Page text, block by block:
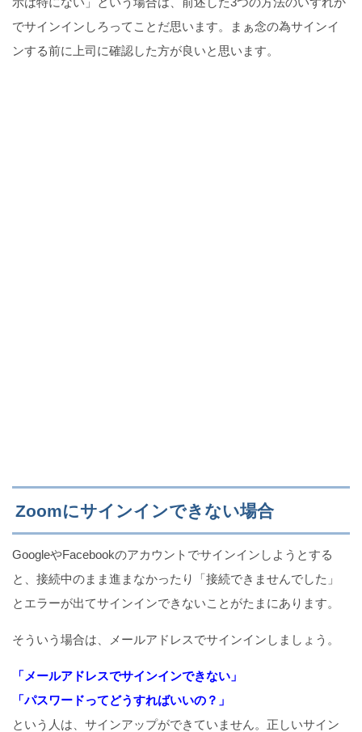
でサインインしろってことだ思います。まぁ念の為サインイ
ンする前に上司に確認した方が良いと思います。
Zoomにサインインできない場合
GoogleやFacebookのアカウントでサインインしようとする
と、接続中のまま進まなかったり「接続できませんでした」
とエラーが出てサインインできないことがたまにあります。
そういう場合は、メールアドレスでサインインしましょう。
「メールアドレスでサインインできない」
「パスワードってどうすればいいの？」
という人は、サインアップができていません。正しいサイン